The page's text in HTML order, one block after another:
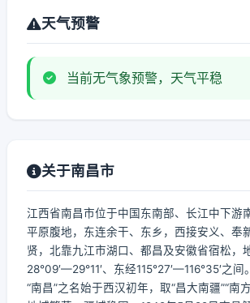
天气预警
当前无气象预警，天气平稳
关于南昌市
江西省南昌市位于中国东南部、长江中下游
平原腹地，东连余干、东乡，西接安义、奉
贤，北靠九江市湖口、都昌及安徽省宿松，
28°09′—29°11′、东经115°27′—116°35′之间。
“南昌”之名始于西汉初年，取“昌大南疆”“南